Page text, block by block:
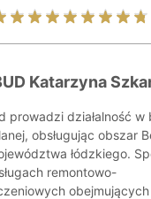
Katarzyna
prowadzi działalność w
obsługując obszar
łódzkiego.
remontowo-